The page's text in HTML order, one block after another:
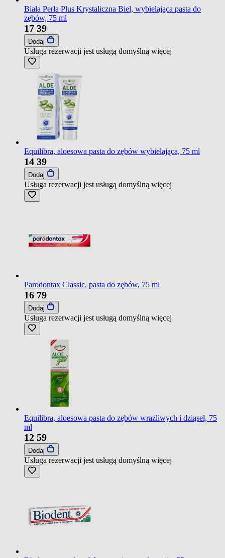
Biała Perła Plus Krystaliczna Biel, wybielająca pasta do
zębów, 75 ml
17 39
Dodaj
Usługa rezerwacji jest usługą domyślną więcej
Equilibra, aloesowa pasta do zębów wybielająca, 75 ml
14 39
Dodaj
Usługa rezerwacji jest usługą domyślną więcej
Parodontax Classic, pasta do zębów, 75 ml
16 79
Dodaj
Usługa rezerwacji jest usługą domyślną więcej
Equilibra, aloesowa pasta do zębów wrażliwych i dziąseł, 75
ml
12 59
Dodaj
Usługa rezerwacji jest usługą domyślną więcej